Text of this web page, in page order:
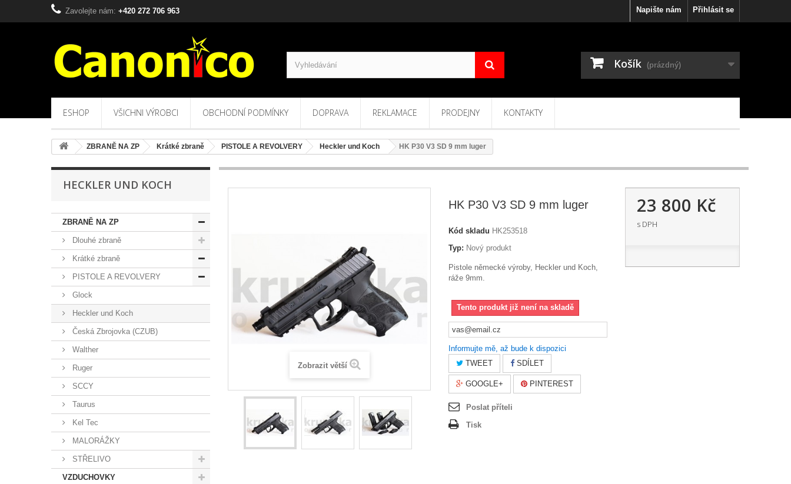
Přihlásit se
Napište nám
Zavolejte nám: +420 272 706 963
Košík (prázdný)
ESHOP VŠICHNI VÝROBCI OBCHODNÍ PODMÍNKY DOPRAVA REKLAMACE PRODEJNY KONTAKTY
ZBRANĚ NA ZP Krátké zbraně PISTOLE A REVOLVERY Heckler und Koch HK P30 V3 SD 9 mm luger
HECKLER UND KOCH
ZBRANĚ NA ZP
Dlouhé zbraně
Krátké zbraně
PISTOLE A REVOLVERY
Glock
Heckler und Koch
Česká Zbrojovka (CZUB)
Walther
Ruger
SCCY
Taurus
Kel Tec
MALORÁŽKY
STŘELIVO
VZDUCHOVKY
Zobrazit větší
HK P30 V3 SD 9 mm luger
Kód skladu HK253518
Typ: Nový produkt
Pistole německé výroby, Heckler und Koch,
ráže 9mm.
Tento produkt již není na skladě
Informujte mě, až bude k dispozici
TWEET
SDÍLET
GOOGLE+ PINTEREST
Poslat příteli
Tisk
23 800 Kč
s DPH